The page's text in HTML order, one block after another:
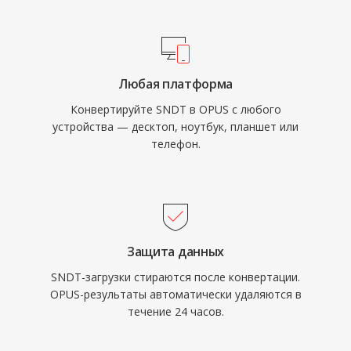
меньшем битрейте, чем MP3, и превосходит
AAC при эквивалентных скоростях. А его
низкая задержка делает его обязательным
кодеком для WebRTC, поэтому каждый
современный браузер поставляется с
декодером Opus. WhatsApp, Discord, Zoom и
Любая платформа
Конвертируйте SNDT в OPUS с любого
устройства — десктоп, ноутбук, планшет или
телефон.
Защита данных
SNDT-загрузки стираются после конвертации.
OPUS-результаты автоматически удаляются в
течение 24 часов.